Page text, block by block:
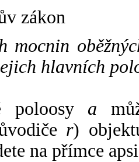
zákon
mocnin
hlavních
poloosy a
r)
na přímce